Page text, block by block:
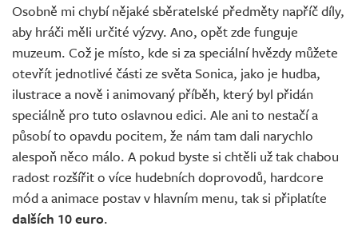
Osobně mi chybí nějaké sběratelské předměty napříč díly,
aby hráči měli určité výzvy. Ano, opět zde funguje
muzeum. Což je místo, kde si za speciální hvězdy můžete
otevřít jednotlivé části ze světa Sonica, jako je hudba,
ilustrace a nově i animovaný příběh, který byl přidán
speciálně pro tuto oslavnou edici. Ale ani to nestačí a
působí to opavdu pocitem, že nám tam dali narychlo
alespoň něco málo. A pokud byste si chtěli už tak chabou
radost rozšířit o více hudebních doprovodů, hardcore
mód a animace postav v hlavním menu, tak si připlatíte
dalších 10 euro.